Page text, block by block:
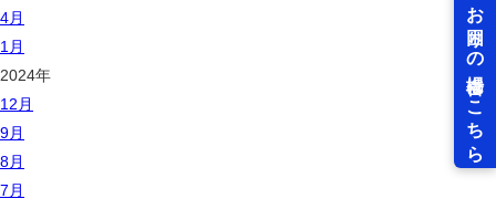
4月
1月
2024年
12月
9月
8月
7月